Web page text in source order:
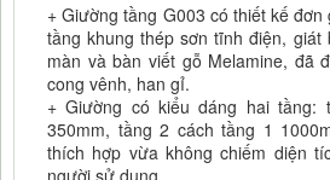
+ Giường tầng G003 có thiết kế
tầng khung thép sơn tĩnh điện, giát
màn và bàn viết gỗ Melamine, đã
cong vênh, han gỉ.
+ Giường có kiểu dáng hai tầng:
350mm, tầng 2 cách tầng 1
thích hợp vừa không chiếm diện
người sử dụng.